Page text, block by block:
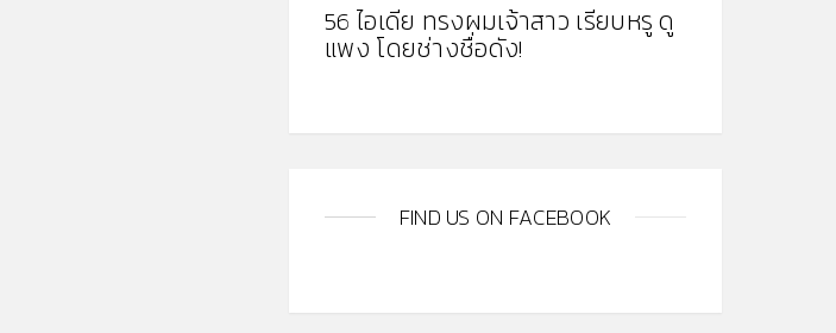
56 ไอเดีย ทรงผมเจ้าสาว เรียบหรู ดู
แพง โดยช่างชื่อดัง!
FIND US ON FACEBOOK